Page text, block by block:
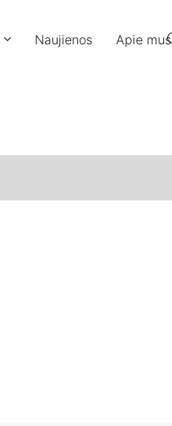
Naujienos Apie mus